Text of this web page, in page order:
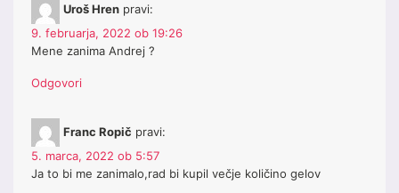
Uroš Hren pravi:
9. februarja, 2022 ob 19:26
Mene zanima Andrej ?
Odgovori
Franc Ropič pravi:
5. marca, 2022 ob 5:57
Ja to bi me zanimalo,rad bi kupil večje količino gelov